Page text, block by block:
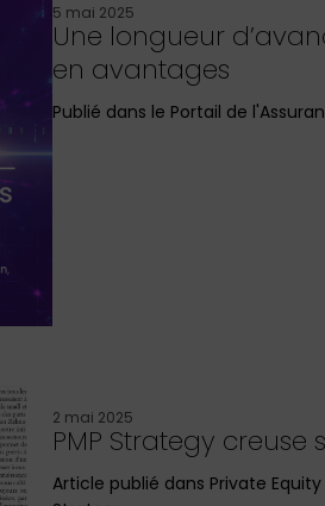
5 mai 2025
Une longueur
en avantages
Publié dans le Portail de
2 mai 2025
PMP Strategy creuse
Article publié dans Private